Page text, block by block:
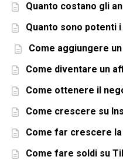
Quanto costano gli
Quanto sono potenti
Come aggiungere
Come diventare un
Come ottenere il
Come crescere su
Come far crescere
Come fare soldi su